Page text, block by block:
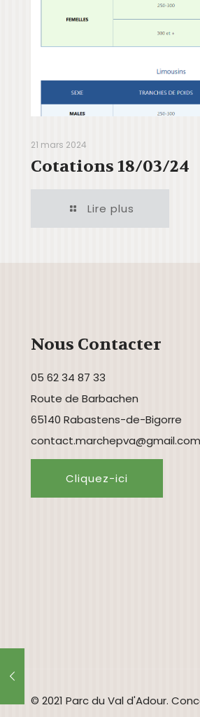
21 mars 2024
Cotations 18/03/24
Lire plus
Nous Contacter
05 62 34 87 33
Route de Barbachen
65140 Rabastens-de-Bigorre
contact.marchepva@gmail.com
Cliquez-ici
© 2021 Parc du Val d'Adour.